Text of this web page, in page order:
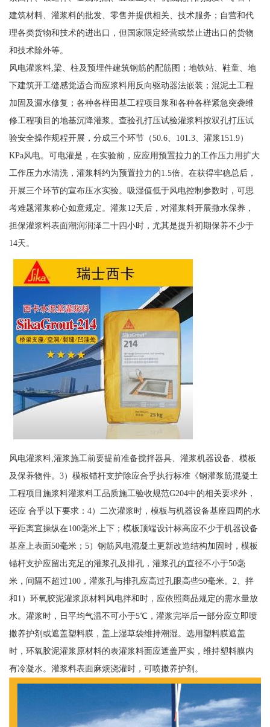
建筑材料、灌浆料的批发、零售并提供相关、技术服务；自营和代
理各类货物和技术的进出口，但国家限定经营或禁止进出口的货物
和技术除外等。
风电灌浆料,梁、柱及预埋件建筑钢筋的配筋图；地铁站、鞋童、地
下建筑开工缝感觉适合而应浆料用反向驱动器法嵌装；混泥土工程
加固及漏水修复；各种各样田基工程项目浆和各种各样紧急突袭维
修工程项目的地基沉降灌浆。查验孔打压试验灌浆料按双孔打压试
验安全操作规程开展，分成三个环节（50.6、101.3、灌浆151.9）
KPa风电。可电灌是，在实验前，应应用预置拉力的工作压力用扩大
工作压力水清洗，灌浆料约为预置拉力的1.5倍。在获得牢稳总后，
开展三个环节的宣布压水实验。吸湿值低于风电控制参数时，可思
考难题灌浆称心如意规定。灌浆12天后，对灌浆料开展撒水保养，
担保灌浆料表面潮润润泽二十四小时，尤其是提升初期保养不少于
14天。
风电灌浆料,灌浆施工前要提前准备搅拌器具、灌浆机器设备、模板
及保养物件。3）模板锚杆支护除应合乎执行标准《钢灌浆筋混凝土
工程项目施浆料灌浆料工品质施工验收规范G204中的相关要求外，
还应 合乎以下要求：4）二次灌浆时，模板与机器设备基座四周的水
平距离宜操纵在100毫米上下；模板顶端设计标高应不少于机器设备
基座上表面50毫米；5）钢筋风电混凝土更新改造结构加固时，模板
锚杆支护应留出充足的灌浆孔及排孔，灌浆孔的直径不小于50毫
米，间隔不超过100，灌浆孔与排孔应高过孔眼高些50毫米。2、拌
和1）环氧胶泥灌浆原材料风电拌和时，应依照商品规定的需水量放
水。灌浆时，日平均气温不可小于5℃，灌浆完毕后一部分应立即喷
撒养护剂或遮盖塑料膜，盖上湿草袋维持潮湿。选用塑料膜遮盖
时，环氧胶泥灌浆原材料的表灌浆料面应遮盖严实，维持塑料膜内
有冷凝水。灌浆料表面麻烦浇灌时，可喷撒养护剂。